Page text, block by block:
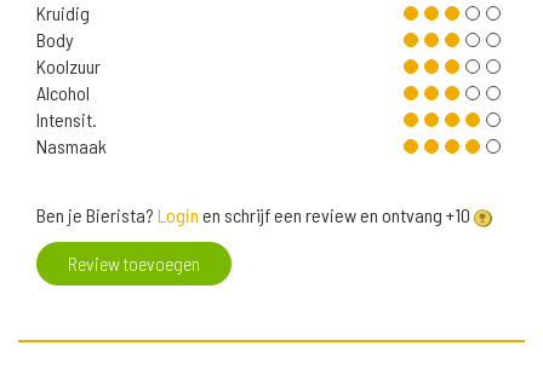
Kruidig
Body
Koolzuur
Alcohol
Intensit.
Nasmaak
Ben je Bierista? Login en schrijf een review en ontvang +10
Review toevoegen